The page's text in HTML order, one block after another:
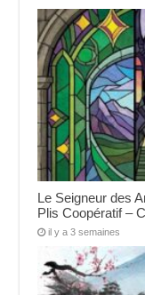
Le Seigneur des
Plis Coopératif –
il y a 3 semaines